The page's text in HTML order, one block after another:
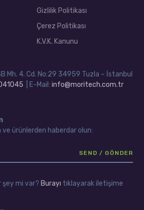
Gizlilik Politikası
Çerez Politikası
K.V.K. Kanunu
Mh. 4. Cd. No:29 34959 Tuzla – İstanbul
| E-Mail:info@moritech.com.tr
ürünlerden haberdar olun:
şey mi var? Burayı tıklayarak iletişime